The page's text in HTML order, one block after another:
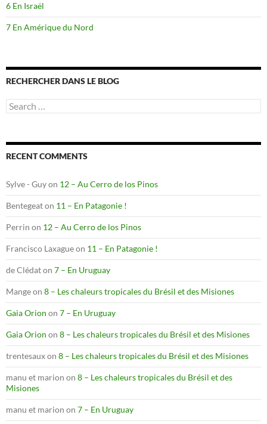
6 En Israël
7 En Amérique du Nord
RECHERCHER DANS LE BLOG
Search
for:
RECENT COMMENTS
Sylve - Guyon 12 – Au Cerro de los Pinos
Bentegeaton 11 – En Patagonie !
Perrin on 12 – Au Cerro de los Pinos
Francisco Laxagueon 11 – En Patagonie !
de Clédaton 7 – En Uruguay
Mangeon 8 – Les chaleurs tropicales du Brésil et des Misiones
Gaia Orion on 7 – En Uruguay
Gaia Orion on 8 – Les chaleurs tropicales du Brésil et des Misiones
trentesauxon 8 – Les chaleurs tropicales du Brésil et des Misiones
manu et marion on 8 – Les chaleurs tropicales du Brésil et des
Misiones
manu et marion on 7 – En Uruguay